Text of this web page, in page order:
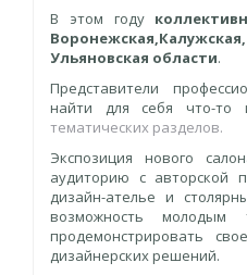
В этом году
Воронежская,
Ульяновская области.
Представители
найти для себя что-то
тематических разделов.
Экспозиция нового
аудиторию с авторской
дизайн-ателье и
возможность
продемонстрировать
дизайнерских решений.